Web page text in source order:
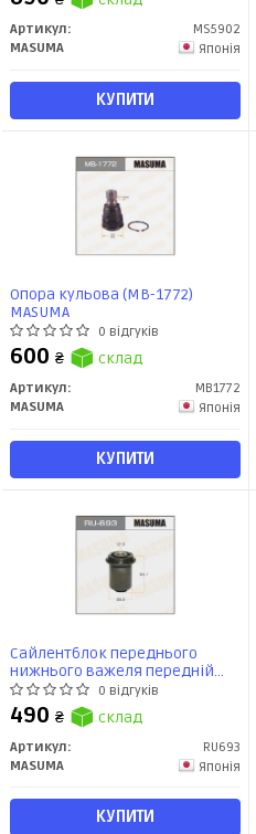
Артикул:
MS5902
MASUMA
Японія
КУПИТИ
Опора кульова (MB-1772)
MASUMA
0 відгуків
600 ₴ склад
Артикул:
MB1772
MASUMA
Японія
КУПИТИ
Сайлентблок переднього
нижнього важеля передній
Mazda CX9 (09-14) (RU-693)
MASUMA
0 відгуків
490 ₴ склад
Артикул:
RU693
MASUMA
Японія
КУПИТИ